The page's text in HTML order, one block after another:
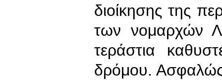
διοίκησης της
των νομαρχών
τεράστια
δρόμου.